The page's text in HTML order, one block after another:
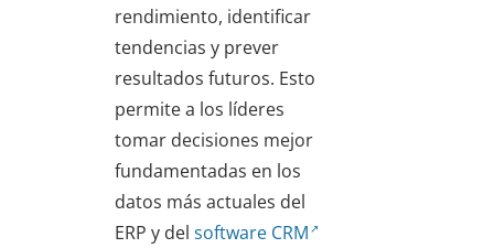
rendimiento, identificar
tendencias y prever
resultados futuros. Esto
permite a los líderes
tomar decisiones mejor
fundamentadas en los
datos más actuales del
ERP y del software CRM